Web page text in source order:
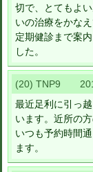
切で、とてもよ
いの治療をかな
定期健診まで案
した。
(20) TNP9
最近足利に引っ
います。近所の
いつも予約時間
ます。